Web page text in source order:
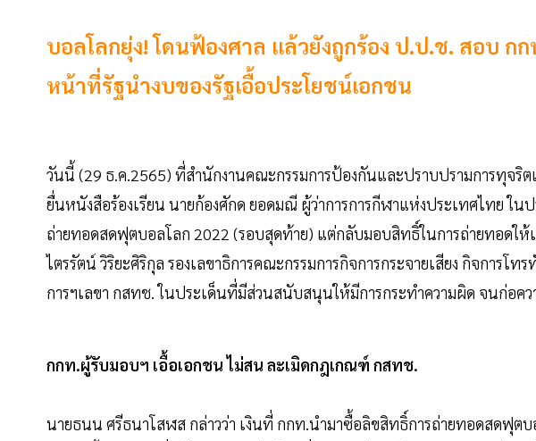
บอลโลกยุ่ง! โดนฟ้องศาล แล้วยังถูกร้อง ป.ป.ช. สอบ ก
หน้าที่รัฐนำงบของรัฐเอื้อประโยชน์เอกชน
วันนี้ (29 ธ.ค.2565) ที่สำนักงานคณะกรรมการป้องกันและปราบปรามการทุจริ
ยื่นหนังสือร้องเรียน นายก้องศักด ยอดมณี ผู้ว่าการการกีฬาแห่งประเทศไทย ใน
ถ่ายทอดสดฟุตบอลโลก 2022 (รอบสุดท้าย) แต่กลับมอบสิทธิ์ในการถ่ายทอดใ
ไตรรัตน์ วิริยะศิริกุล รองเลขาธิการคณะกรรมการกิจการกระจายเสียง กิจการโ
การฯเลขา กสทช. ในประเด็นที่มีส่วนสนับสนุนให้มีการกระทำความผิด จนก่อค
กกท.ผู้รับมอบฯ เอื้อเอกชน ไม่สน ละเมิดกฎเกณฑ์ กสทช.
นายธนน ศรีธนาโสฬส กล่าวว่า เงินที่ กกท.นำมาซื้อลิขสิทธิ์การถ่ายทอดสดฟุต